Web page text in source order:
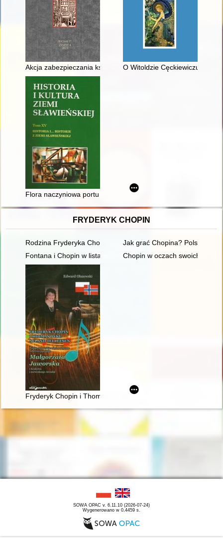
Akcja zabezpieczania księgozbiorów i bibliotek w latach
O Witoldzie Cęckiewiczu
Flora naczyniowa portu w Darłowie w ostatnich pięćdziesięciu
FRYDERYK CHOPIN
Rodzina Fryderyka Chopina
Jak grać Chopina? Polska
Fontana i Chopin w listach
Chopin w oczach swoich
Fryderyk Chopin i Thomas Dyke Acland Tellefsen. Polsko-
SOWA OPAC v. 6.11.10 (2026-07-24)
Wygenerowano w 0,4459 s.